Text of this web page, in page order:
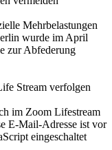
Mehrbelastungen
wurde im April
zur Abfederung
Stream verfolgen
im Zoom Lifestream
E-Mail-Adresse ist vor
eingeschaltet